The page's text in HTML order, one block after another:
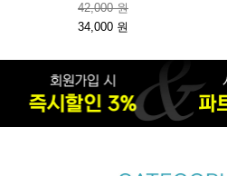
42,000 원
34,000 원